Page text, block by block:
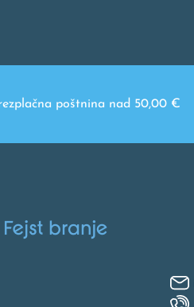
poštnina nad 50,00 €